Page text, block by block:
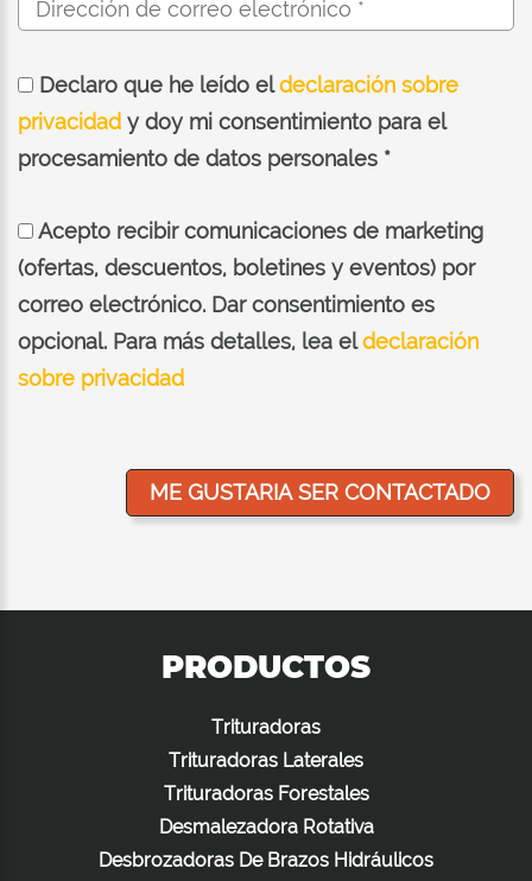
Declaro que he leído eldeclaración sobre
privacidad y doy mi consentimiento para el
procesamiento de datos personales *
Acepto recibir comunicaciones de marketing
(ofertas, descuentos, boletines y eventos) por
correo electrónico. Dar consentimiento es
opcional. Para más detalles, lea eldeclaración
sobre privacidad
PRODUCTOS
Trituradoras
Trituradoras Laterales
Trituradoras Forestales
Desmalezadora Rotativa
Desbrozadoras De Brazos Hidráulicos